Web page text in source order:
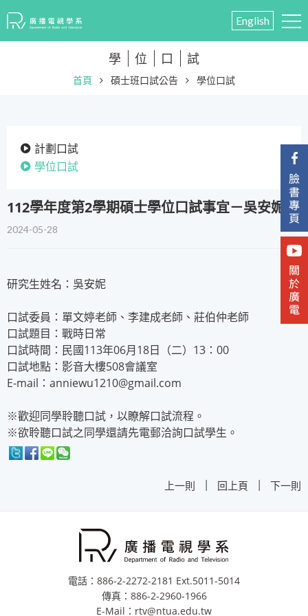
English
學 位 口 試
首頁 碩士班口試公告 學位口試
計劃口試
學位口試
​112學年度第2學期碩士學位口試事宜－吳安妮
2024-05-28
研究生姓名：吳安妮
口試委員：單文婷老師、李建成老師、莊伯仲老師
口試題目：戰時日常
口試時間：民國113年06月18日（二）13：00
口試地點：影音大樓508會議室
E-mail：anniewu1210@gmail.com
※歡迎同學聆聽口試，以瞭解口試流程。
※欲聆聽口試之同學還請先電郵洽詢口試學生。
上一則 | 回上頁 | 下一則
電話：886-2-2272-2181 Ext.5011-5014
傳真：886-2-2960-1966
E-Mail：rtv@ntua.edu.tw